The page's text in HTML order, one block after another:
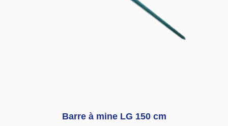
Barre à mine LG 150 cm